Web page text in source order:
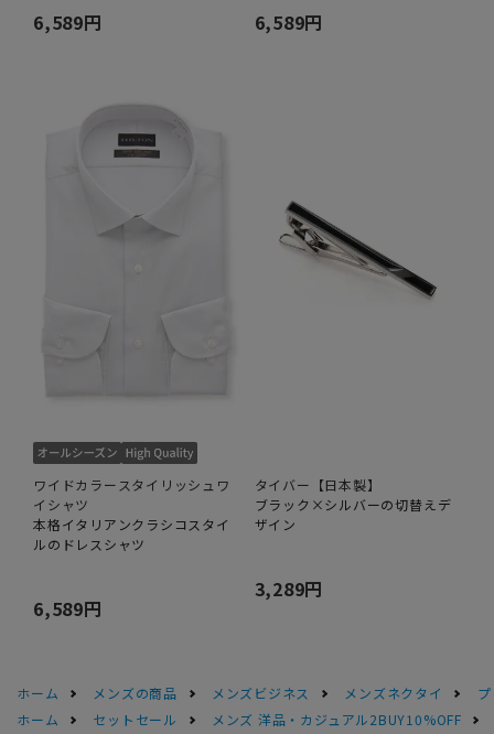
6,589円 6,589円
ワイドカラースタイリッシュワ
イシャツ
本格イタリアンクラシコスタイ
ルのドレスシャツ
6,589円
タイバー【日本製】
ブラック×シルバーの切替えデ
ザイン
3,289円
ホーム メンズの商品 メンズビジネス メンズネクタイ
ホーム
セットセール
メンズ 洋品・カジュアル2BUY10%OFF